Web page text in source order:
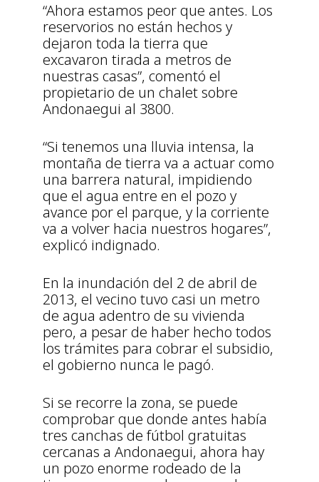
“Ahora estamos peor que antes. Los
reservorios no están hechos y
dejaron toda la tierra que
excavaron tirada a metros de
nuestras casas”, comentó el
propietario de un chalet sobre
Andonaegui al 3800.
“Si tenemos una lluvia intensa, la
montaña de tierra va a actuar como
una barrera natural, impidiendo
que el agua entre en el pozo y
avance por el parque, y la corriente
va a volver hacia nuestros hogares”,
explicó indignado.
En la inundación del 2 de abril de
2013, el vecino tuvo casi un metro
de agua adentro de su vivienda
pero, a pesar de haber hecho todos
los trámites para cobrar el subsidio,
el gobierno nunca le pagó.
Si se recorre la zona, se puede
comprobar que donde antes había
tres canchas de fútbol gratuitas
cercanas a Andonaegui, ahora hay
un pozo enorme rodeado de la